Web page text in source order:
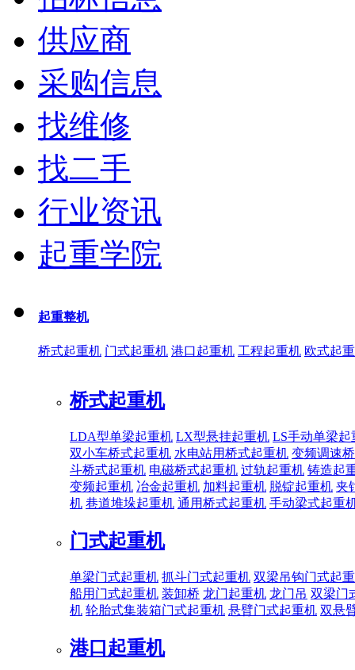
供应商
采购信息
找维修
找二手
行业资讯
起重学院
起重整机
桥式起重机 门式起重机 港口起重机 工程起重机 欧式起
桥式起重机
LDA型单梁起重机 LX型悬挂起重机 LS手动单梁起
双小车桥式起重机 水电站用桥式起重机 变频调速
斗桥式起重机 电磁桥式起重机 过轨起重机 铸造起
变频起重机 冶金起重机 加料起重机 脱锭起重机 夹
机 巷道堆垛起重机 通用桥式起重机 手动梁式起重
门式起重机
单梁门式起重机 抓斗门式起重机 双梁吊钩门式起
船用门式起重机 装卸桥 龙门起重机 龙门吊 双梁门
机 轮胎式集装箱门式起重机 悬臂门式起重机 双悬
港口起重机